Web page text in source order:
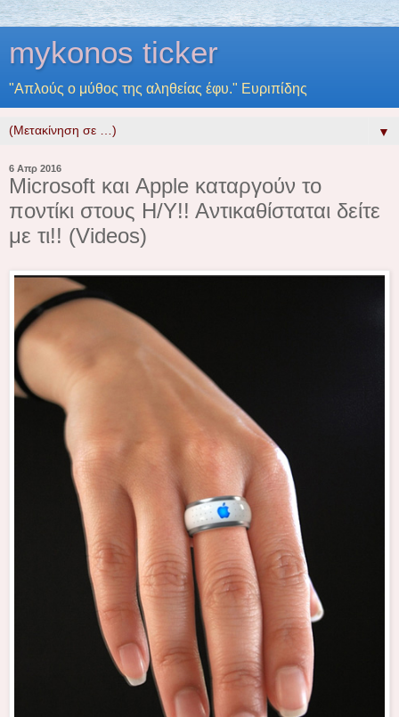
mykonos ticker
"Απλούς ο μύθος της αληθείας έφυ." Ευριπίδης
▼
6 Απρ 2016
Microsoft και Apple καταργούν το
ποντίκι στους Η/Υ!! Αντικαθίσταται δείτε
με τι!! (Videos)